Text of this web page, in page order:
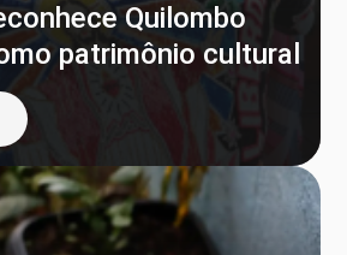
Quilombo
patrimônio cultural